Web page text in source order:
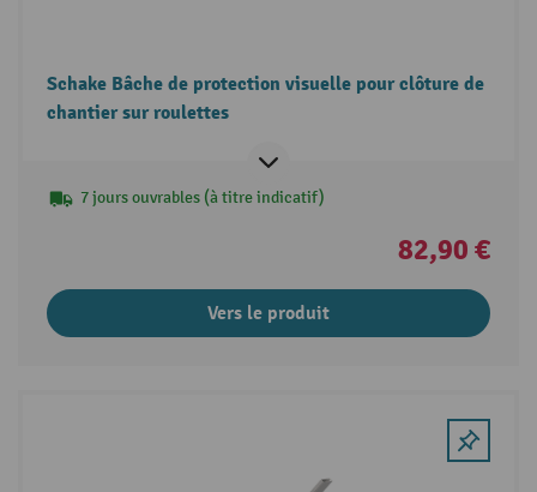
Schake Bâche de protection visuelle pour clôture de
chantier sur roulettes
7 jours ouvrables (à titre indicatif)
82,90 €
Vers le produit